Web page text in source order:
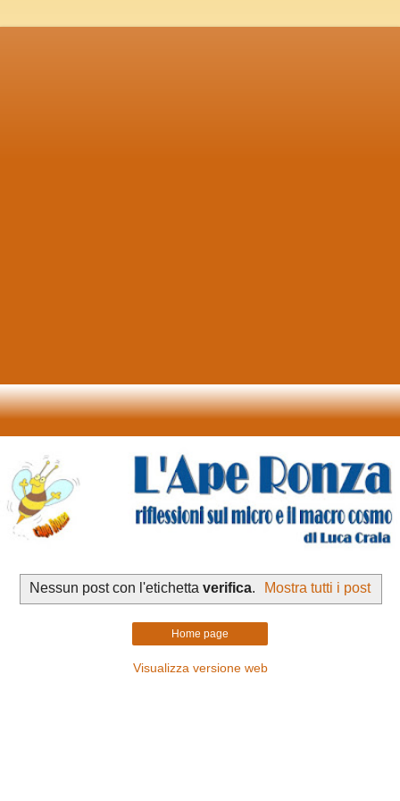
Nessun post con l'etichetta verifica. Mostra tutti i post
Home page
Visualizza versione web